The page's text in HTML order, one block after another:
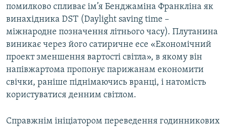
помилково спливає ім’я Бенджаміна Франкліна як
винахідника DST (Daylight saving time –
міжнародне позначення літнього часу). Плутанина
виникає через його сатиричне есе «Економічний
проект зменшення вартості світла», в якому він
напівжартома пропонує парижанам економити
свічки, раніше піднімаючись вранці, і натомість
користуватися денним світлом.
Справжнім ініціатором переведення годинникових